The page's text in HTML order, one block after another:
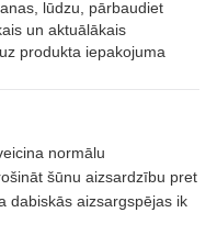
normālu
šūnu aizsardzību pret
dabiskās aizsargspējas ik
lūdzu, pārbaudiet
un aktuālākais
produkta iepakojuma